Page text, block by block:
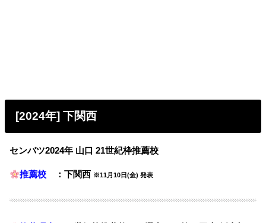
[2024年] 下関西
センバツ2024年 山口 21世紀枠推薦校
推薦校 ：下関西 ※11月10日(金) 発表